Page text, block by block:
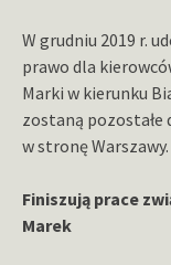
W grudniu 2019 r.
prawo dla
Marki w kierunku
zostaną
w stronę Warszawy.
Finiszują prace
Marek